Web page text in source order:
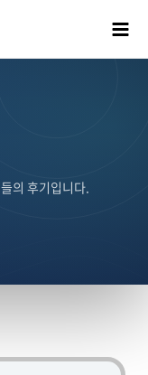
의 후기입니다.